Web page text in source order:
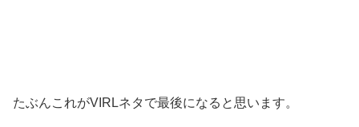
たぶんこれがVIRLネタで最後になると思います。